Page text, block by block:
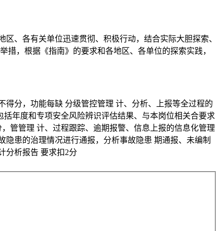
、各有关单位迅速贯彻、积极行动，结合实际大胆探索、
，根据《指南》的要求和各地区、各单位的探索实践，
分，功能每缺 分级管控管理 计、分析、上报等全过程的
年度和专项安全风险辨识评估结果、与本岗位相关合要求
管管理 计、过程跟踪、逾期报警、信息上报的信息化管理
患的治理情况进行通报，分析事故隐患 期通报、未编制
分析报告 要求扣2分